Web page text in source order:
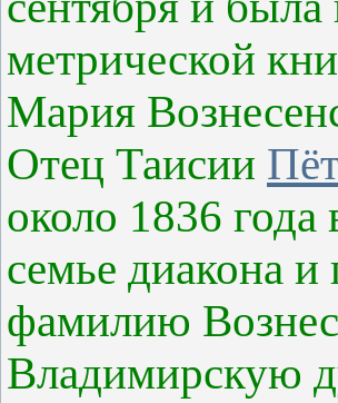
метрической
Мария
Отец Таисии
около 1836 года
семье диакона
фамилию
Владимирскую